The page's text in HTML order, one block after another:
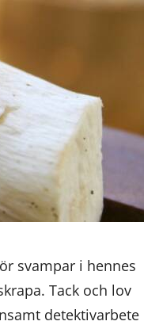
svampar i hennes
Tack och lov
detektivarbete